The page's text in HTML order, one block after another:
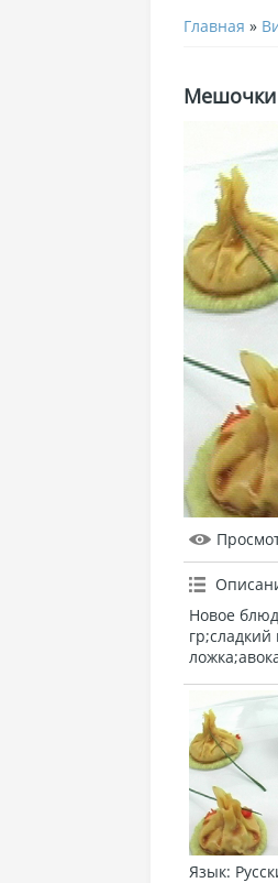
Главная »
Мешочки
Новое
Язык: